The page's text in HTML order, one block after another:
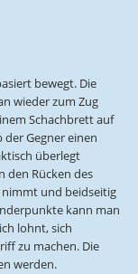
bewegt. Die
wieder zum Zug
Schachbrett auf
der Gegner einen
überlegt
den Rücken des
nimmt und beidseitig
kann man
lohnt, sich
zu machen. Die
werden.